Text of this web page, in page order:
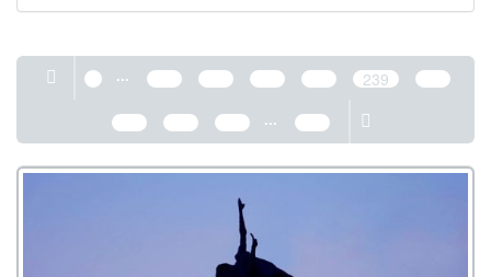
1 ... 235 236 237 238 239
240
241
242 243 ... 389